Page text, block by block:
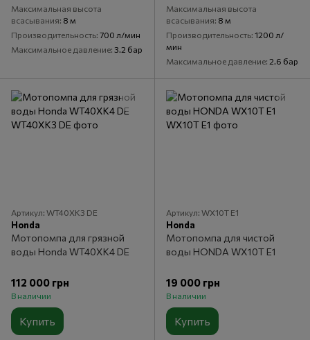
Максимальная высота
всасывания 8 м
Производительность 700 л/мин
Максимальное давление 3.2 бар
Максимальная высота
всасывания 8 м
Производительность 1200 л/
мин
Максимальное давление 2.6 бар
Артикул: WT40XK3 DE
Honda
Мотопомпа для грязной
воды Honda WT40XK4 DE
112 000 грн
В наличии
Купить
Артикул: WX10T E1
Honda
Мотопомпа для чистой
воды HONDA WX10T E1
19 000 грн
В наличии
Купить